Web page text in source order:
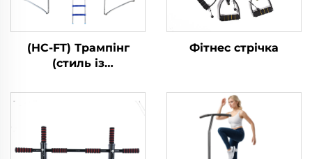
(HC-FT) Трампінг
(стиль із
Фітнес стрічка